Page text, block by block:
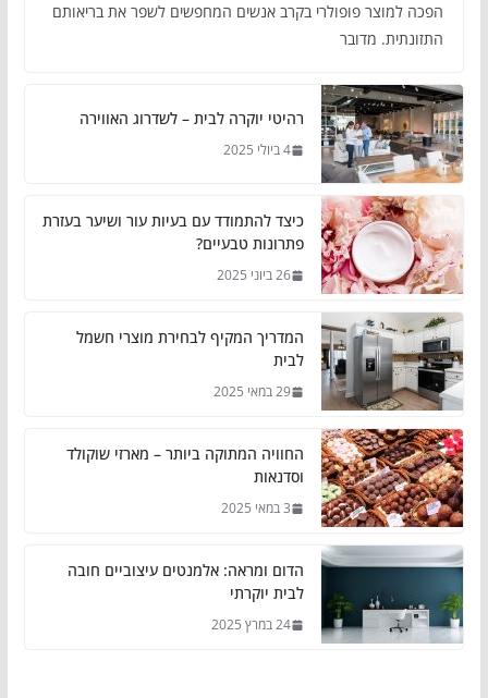
הפכה למוצר פופולרי בקרב אנשים המחפשים לשפר את בריאותם
התזונתית. מדובר
רהיטי יוקרה לבית – לשדרוג האווירה
4 ביולי 2025
כיצד להתמודד עם בעיות עור ושיער בעזרת
פתרונות טבעיים?
26 ביוני 2025
המדריך המקיף לבחירת מוצרי חשמל
לבית
29 במאי 2025
החוויה המתוקה ביותר – מארזי שוקולד
וסדנאות
3 במאי 2025
הדום ומראה: אלמנטים עיצוביים חובה
לבית יוקרתי
24 במרץ 2025